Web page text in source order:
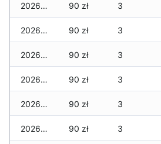
2026-06-14 90 zł 3
2026-06-13 90 zł 3
2026-06-12 90 zł 3
2026-06-11 90 zł 3
2026-06-10 90 zł 3
2026-06-09 90 zł 3